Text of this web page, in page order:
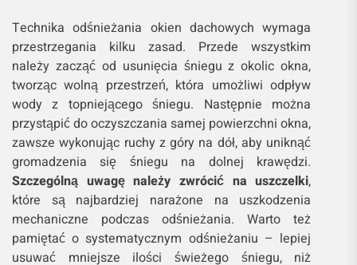
Technika odśnieżania okien dachowych wymaga
przestrzegania kilku zasad. Przede wszystkim
należy zacząć od usunięcia śniegu z okolic okna,
tworząc wolną przestrzeń, która umożliwi odpływ
wody z topniejącego śniegu. Następnie można
przystąpić do oczyszczania samej powierzchni okna,
zawsze wykonując ruchy z góry na dół, aby uniknąć
gromadzenia się śniegu na dolnej krawędzi.
Szczególną uwagę należy zwrócić na uszczelki,
które są najbardziej narażone na uszkodzenia
mechaniczne podczas odśnieżania. Warto też
pamiętać o systematycznym odśnieżaniu – lepiej
usuwać mniejsze ilości świeżego śniegu, niż